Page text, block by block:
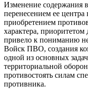
Изменение содержания
перенесением ее
приобретением
характера,
привело к пониманию
Войск ПВО, создания
одной из основных
территориальной
противостоять силам
противника.